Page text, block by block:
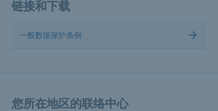
链接和下载
一般数据保护条例
您所在地区的联络中心